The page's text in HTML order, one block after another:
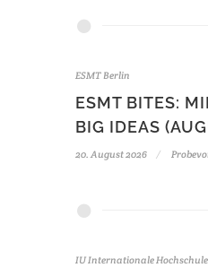
ESMT Berlin
ESMT BITES:
BIG IDEAS
20. August 2026
IU Internationale Hochschule